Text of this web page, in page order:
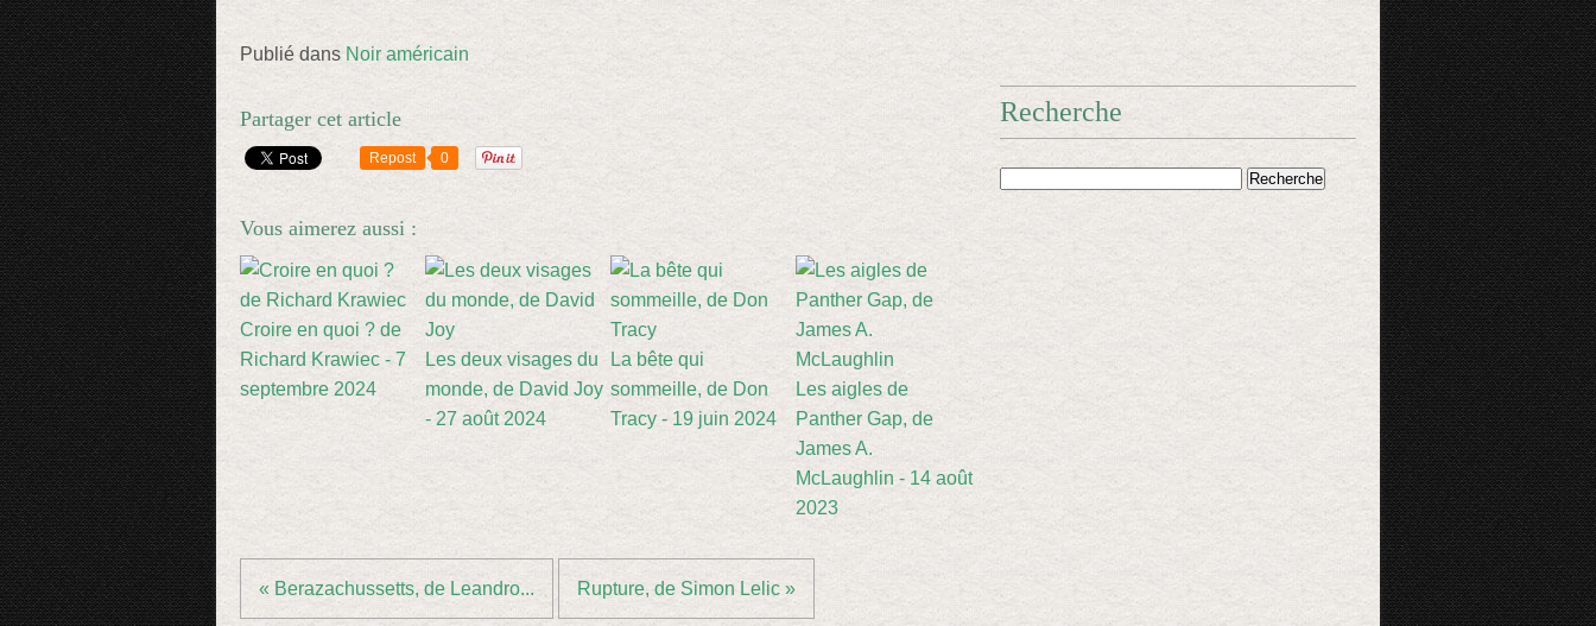
Publié dans Noir américain
Partager cet article
Repost 0
Vous aimerez aussi :
Croire en quoi ? de
Richard Krawiec - 7
septembre 2024
Les deux visages du
monde, de David Joy
- 27 août 2024
La bête qui
sommeille, de Don
Tracy - 19 juin 2024
Les aigles de
Panther Gap, de
James A.
McLaughlin - 14 août
2023
« Berazachussetts, de Leandro... Rupture, de Simon Lelic »
Recherche